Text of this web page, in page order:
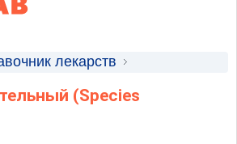
лекарств
(Species